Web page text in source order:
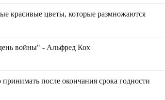
цветы, которые размножаются
войны" - Альфред Кох
после окончания срока годности